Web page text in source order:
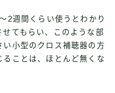
2週間くらい使うとわかり
てもらい、このような部
小型のクロス補聴器の方
ことは、ほとんど無くな